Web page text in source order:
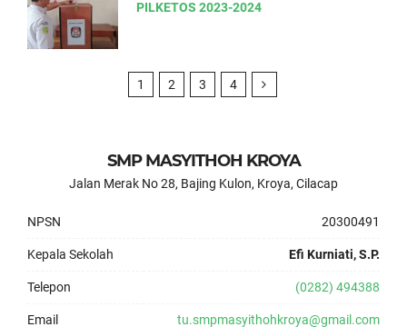
PILKETOS 2023-2024
1 2 3 4
SMP MASYITHOH KROYA
Jalan Merak No 28, Bajing Kulon, Kroya, Cilacap
NPSN 20300491
Kepala Sekolah Efi Kurniati, S.P.
Telepon (0282) 494388
Email tu.smpmasyithohkroya@gmail.com